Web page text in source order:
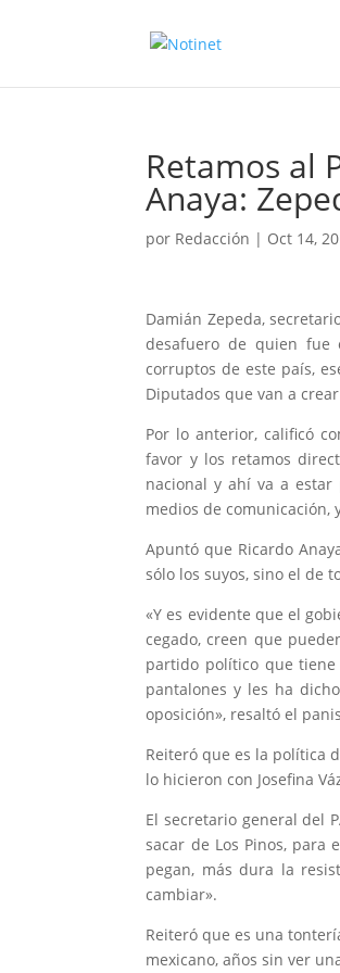
Retamos al
Anaya:
por Redacción | Oct 14,
Damián Zepeda,
desafuero de quien fue
corruptos de este país,
Diputados que van a
Por lo anterior, calificó
favor y los retamos
nacional y ahí va a estar
medios de comunicación,
Apuntó que Ricardo
sólo los suyos, sino el de
«Y es evidente que el
cegado, creen que
partido político que
pantalones y les ha
oposición», resaltó el
Reiteró que es la política
lo hicieron con Josefina
El secretario general del
sacar de Los Pinos, para
pegan, más dura la
cambiar».
Reiteró que es una
mexicano, años sin ver